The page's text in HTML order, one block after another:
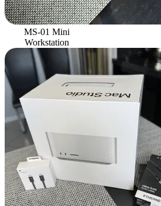
MS-01 Mini
Workstation